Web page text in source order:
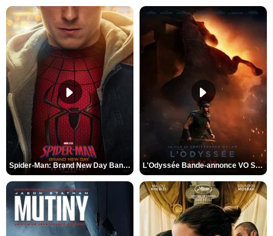
Spider-Man: Brand New Day Bande-annonce VO STFR L'Odyssée Bande-annonce VO STFR